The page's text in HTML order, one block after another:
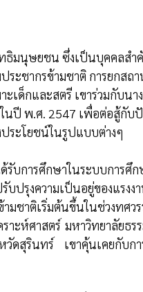
ธิมนุษยชน ซึ่งเป็นบุคคลสำ
ะชากรข้ามชาติ การยกสถ
เด็กและสตรี เขาร่วมกับน
นปี พ.ศ. 2547 เพื่อต่อสู้กั
ระโยชน์ในรูปแบบต่างๆ
บการศึกษาในระบบการศึ
ปรุงความเป็นอยู่ของแรง
มชาติเริ่มต้นขึ้นในช่วงทศว
ะห์ศาสตร์ มหาวิทยาลัยธ
ดสุรินทร์ เขาคุ้นเคยกับก